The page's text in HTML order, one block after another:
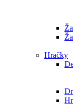
Hračky